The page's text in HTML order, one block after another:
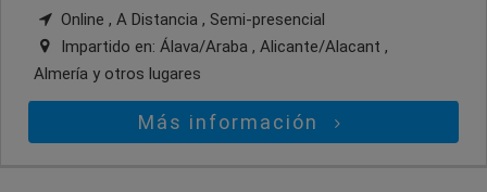
Online , A Distancia , Semi-presencial
Impartido en: Álava/Araba , Alicante/Alacant ,
Almería y otros lugares
Más información